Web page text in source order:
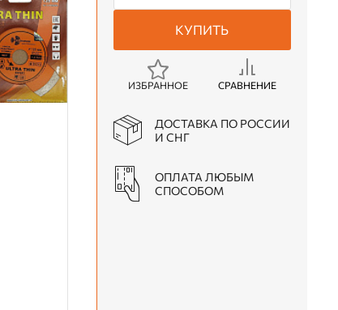
КУПИТЬ
ИЗБРАННОЕ СРАВНЕНИЕ
ДОСТАВКА ПО РОССИИ
И СНГ
ОПЛАТА ЛЮБЫМ
СПОСОБОМ